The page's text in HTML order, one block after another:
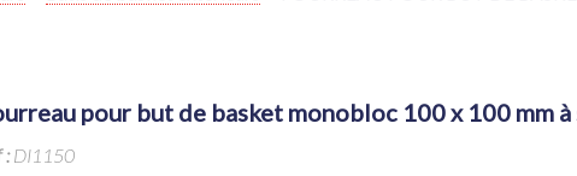
pour but de basket monobloc 100 x 100 mm
:DI1150